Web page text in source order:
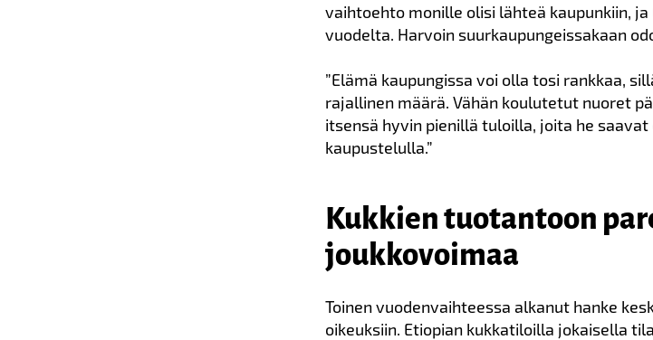
vaihtoehto monille olisi lähteä kaupunkiin,
vuodelta. Harvoin suurkaupungeissakaan
”Elämä kaupungissa voi olla tosi rankkaa,
rajallinen määrä. Vähän koulutetut nuoret
itsensä hyvin pienillä tuloilla, joita he
kaupustelulla.”
Kukkien tuotantoon
joukkovoimaa
Toinen vuodenvaihteessa alkanut hanke
oikeuksiin. Etiopian kukkatiloilla jokaisella